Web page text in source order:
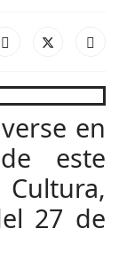
en
este
27 de